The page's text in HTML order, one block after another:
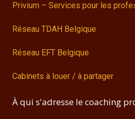
Privium – Services pour les
Réseau TDAH Belgique
Réseau EFT Belgique
Cabinets à louer / à partager
À qui s'adresse le coaching